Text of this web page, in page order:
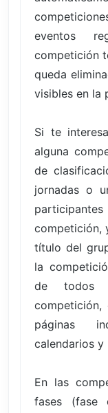
eventos
competición
queda
visibles en la
Si te
alguna
de
jornadas o
competición,
título del
la
de todos
páginas
calendarios y
En las
fases (fase